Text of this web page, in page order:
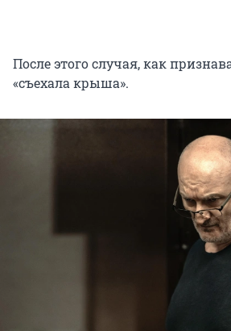
После этого случая, как
«съехала крыша».